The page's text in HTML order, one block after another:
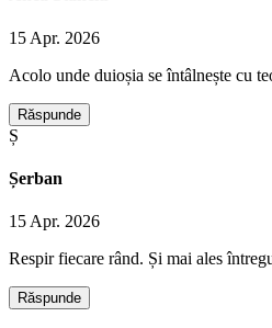
15 Apr. 2026
Acolo unde duioșia se întâlnește cu
Răspunde
Ș
Șerban
15 Apr. 2026
Respir fiecare rând. Și mai ales
Răspunde